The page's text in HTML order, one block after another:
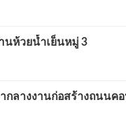
นห้วยน้ำเย็นหมู่ 3
ลางงานก่อสร้างถนนค